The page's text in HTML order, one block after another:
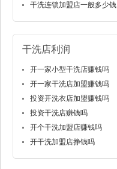
干洗连锁加盟店一般多少钱
干洗店利润
开一家小型干洗店赚钱吗
开一家干洗店加盟赚钱吗
投资开洗衣店加盟赚钱吗
投资干洗店赚钱吗
开个干洗加盟店赚钱吗
开干洗加盟店挣钱吗